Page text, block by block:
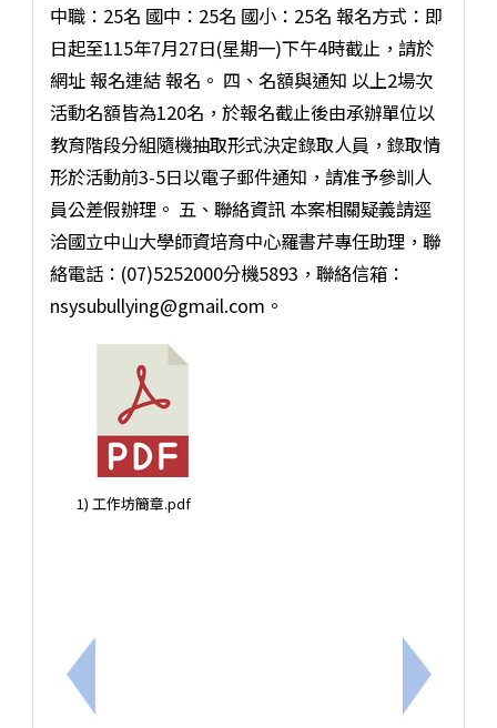
上一筆：轉知：臺灣大學「2026年度語奧初階邏輯
中職：25名 國中：25名 國小：25名 報名方式：即
日起至115年7月27日(星期一)下午4時截止，請於
網址 報名連結 報名。 四、名額與通知 以上2場次
活動名額皆為120名，於報名截止後由承辦單位以
教育階段分組隨機抽取形式決定錄取人員，錄取情
形於活動前3-5日以電子郵件通知，請准予參訓人
員公差假辦理。 五、聯絡資訊 本案相關疑義請逕
洽國立中山大學師資培育中心羅書芹專任助理，聯
絡電話：(07)5252000分機5893，聯絡信箱：
nsysubullying@gmail.com。
1) 工作坊簡章.pdf
下一筆：